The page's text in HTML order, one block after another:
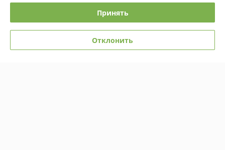
График работы
Политика обработки cookies
Принять
Отклонить